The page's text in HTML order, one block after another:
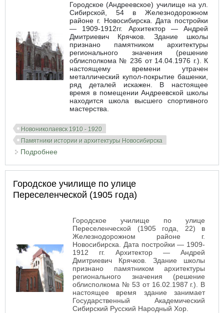
Городское (Андреевское) училище на ул.
Сибирской, 54 в Железнодорожном
районе г. Новосибирска. Дата постройки
— 1909-1912гг. Архитектор — Андрей
Дмитриевич Крячков. Здание школы
признано памятником архитектуры
регионального значения (решение
облисполкома № 236 от 14.04.1976 г.). К
настоящему времени утрачен
металлический купол-покрытие башенки,
ряд деталей искажен. В настоящее
время в помещении Андреевской школы
находится школа высшего спортивного
мастерства.
Новониколаевск 1910 - 1920
Памятники истории и архитектуры Новосибирска
Подробнее
Городское училище по улице
Переселенческой (1905 года)
Городское училище по улице
Переселенческой (1905 года, 22) в
Железнодорожном районе г.
Новосибирска. Дата постройки — 1909-
1912 гг. Архитектор — Андрей
Дмитриевич Крячков. Здание школы
признано памятником архитектуры
регионального значения (решение
облисполкома № 53 от 16.02.1987 г.). В
настоящее время здание занимает
Государственный Академический
Сибирский Русский Народный Хор.